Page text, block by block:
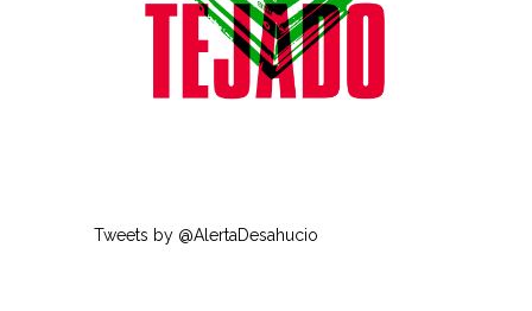
Tweets by @AlertaDesahucio